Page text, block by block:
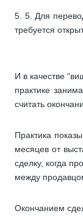
5. Для
требуется
И в качестве
практике
считать
Практика
месяцев от
сделку, когда
между
Окончанием